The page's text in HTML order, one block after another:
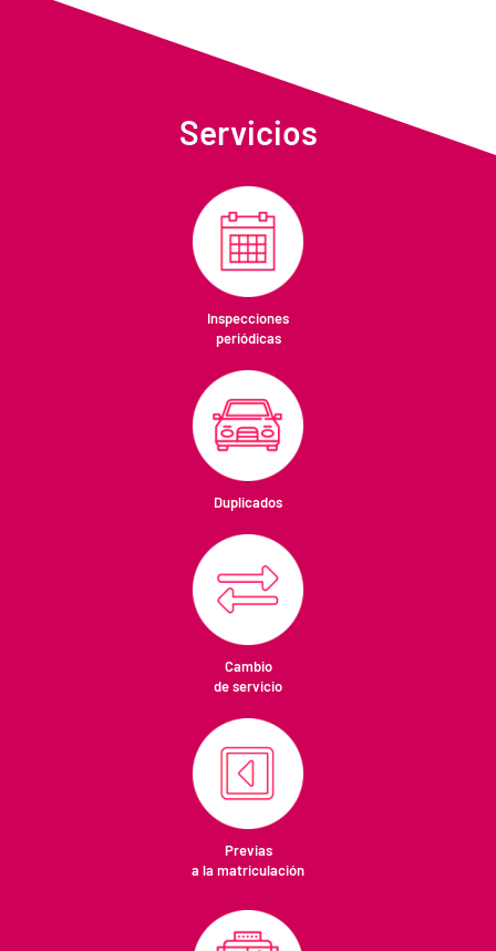
Servicios
Inspecciones
periódicas
Duplicados
Cambio
de servicio
Previas
a la matriculación